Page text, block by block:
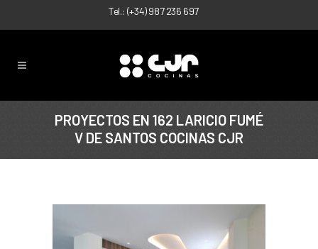
Tel.: (+34) 987 236 697
PROYECTOS EN 162 LARICIO FUMÉ
V DE SANTOS COCINAS CJR